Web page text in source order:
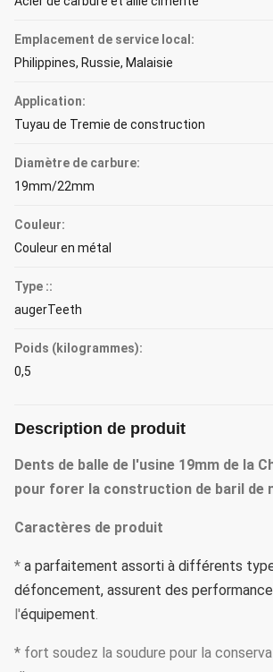
Emplacement de service local:
Philippines, Russie, Malaisie
Application:
Tuyau de Tremie de construction
Diamètre de carbure:
19mm/22mm
Couleur:
Couleur en métal
Type ::
augerTeeth
Poids (kilogrammes):
0,5
Description de produit
Dents de balle de l'usine 19mm de la
pour forer la construction de baril de
Caractères de produit
* a parfaitement assorti à différents
défoncement, assurent des
l'équipement.
* fort soudez la soudure pour la